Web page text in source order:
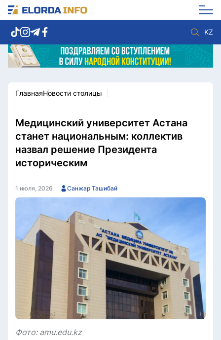
KZ
Новости столицы
Политика
Спорт
Культура
Разное
Мнение
Видео
Мир
Послание
Служба Комплаенс
Этический кодекс
ГлавнаяНовости столицы
Медицинский университет Астана
станет национальным: коллектив
назвал решение Президента
историческим
1 июля, 2026 Санжар Ташибай
Фото: amu.edu.kz